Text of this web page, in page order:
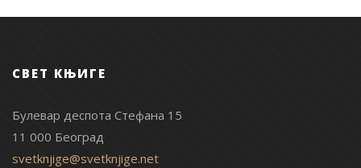
СВЕТ КЊИГЕ
Булевар деспота Стефана 15
11 000 Београд
svetknjige@svetknjige.net